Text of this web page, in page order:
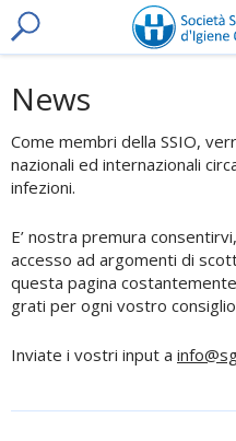
News
Come membri della SSIO,
nazionali ed internazionali
infezioni.
E’ nostra premura
accesso ad argomenti di
questa pagina
grati per ogni vostro
Inviate i vostri input a info@
toggle
search